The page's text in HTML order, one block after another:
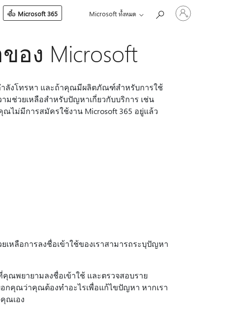
ซื้อ Microsoft 365 Microsoft ทั้งหมด
ลงชื่อ
เข้า
ง Microsoft
ลังโทรหา และถ้าคุณมีผลิตภัณฑ์สําหรับการใช้
ช่วยเหลือสําหรับปัญหาเกี่ยวกับบริการ เช่น
ณไม่มีการสมัครใช้งาน Microsoft 365 อยู่แล้ว
หลือการลงชื่อเข้าใช้ของเราสามารถระบุปัญหา
ณพยายามลงชื่อเข้าใช้ และตรวจสอบราย
กคุณว่าคุณต้องทําอะไรเพื่อแก้ไขปัญหา หากเรา
ณเอง